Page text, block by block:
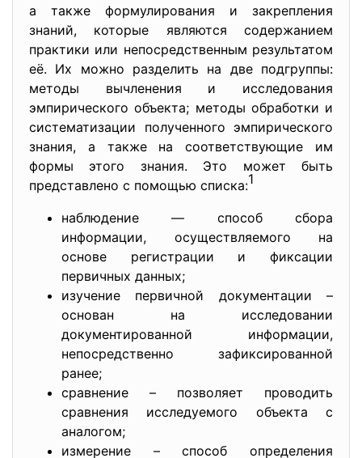
а также формулирования и закрепления
знаний, которые являются содержанием
практики или непосредственным результатом
её. Их можно разделить на две подгруппы:
методы вычленения и исследования
эмпирического объекта; методы обработки и
систематизации полученного эмпирического
знания, а также на соответствующие им
формы этого знания. Это может быть
представлено с помощью списка:1
наблюдение — способ сбора
информации, осуществляемого на
основе регистрации и фиксации
первичных данных;
изучение первичной документации –
основан на исследовании
документированной информации,
непосредственно зафиксированной
ранее;
сравнение – позволяет проводить
сравнения исследуемого объекта с
аналогом;
измерение – способ определения